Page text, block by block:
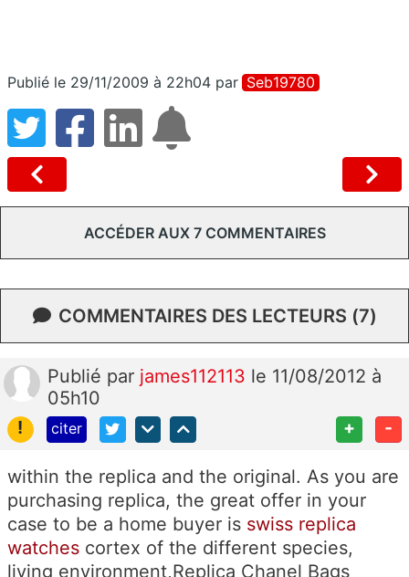
Publié le 29/11/2009 à 22h04 par Seb19780
ACCÉDER AUX 7 COMMENTAIRES
COMMENTAIRES DES LECTEURS (7)
Publié par james112113 le 11/08/2012 à
05h10
!
citer + -
within the replica and the original. As you are
purchasing replica, the great offer in your
case to be a home buyer is swiss replica
watches cortex of the different species,
living environment,Replica Chanel Bags